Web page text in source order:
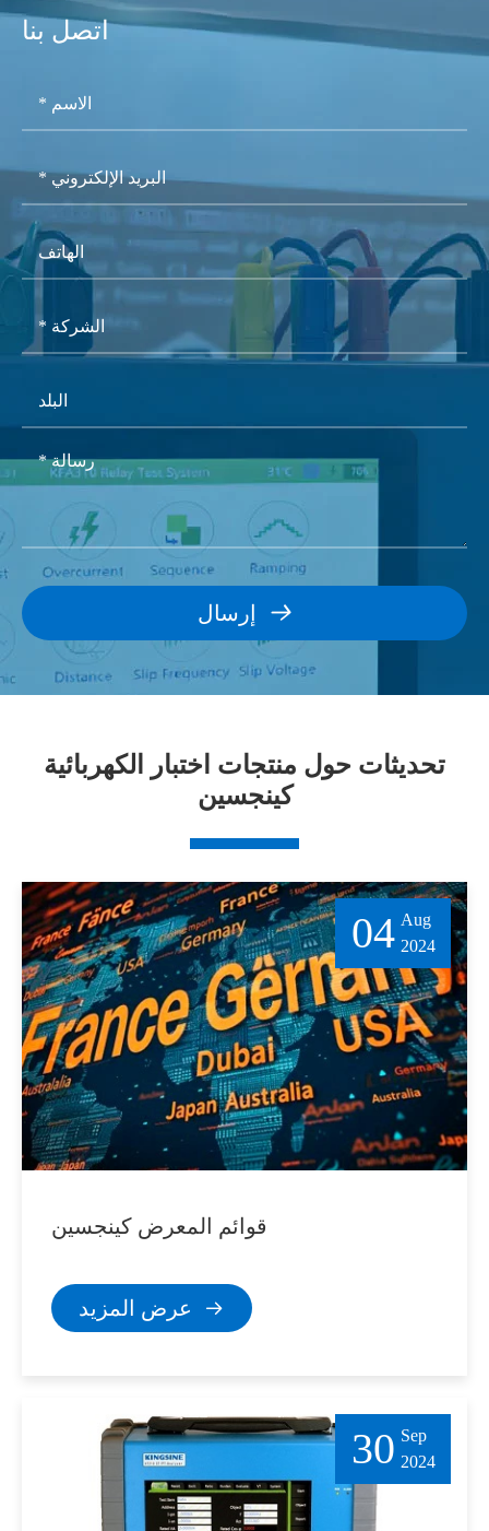
اتصل بنا
إرسال 
تحديثات حول منتجات اختبار الكهربائية
كينجسين
04 Aug
2024
قوائم المعرض كينجسين
عرض المزيد 
30 Sep
2024